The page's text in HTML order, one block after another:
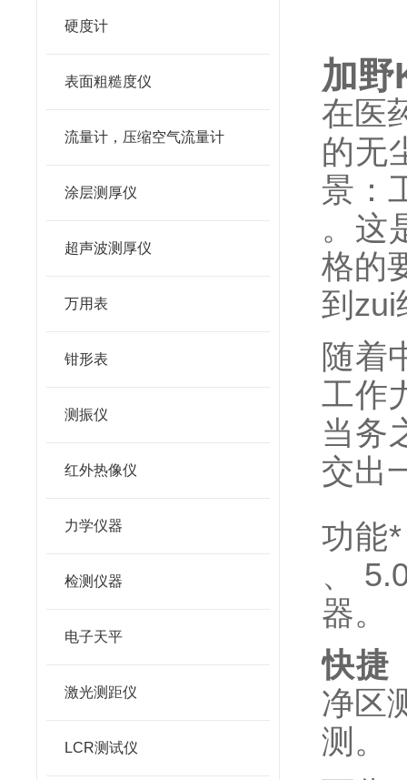
硬度计
表面粗糙度仪
流量计，压缩空气流量计
涂层测厚仪
超声波测厚仪
万用表
钳形表
测振仪
红外热像仪
力学仪器
检测仪器
电子天平
激光测距仪
LCR测试仪
加野
在医
的无
景：
。这
格的
到zui
随着
工作
当务
交出
功能
、
器。
快捷
净区
测。